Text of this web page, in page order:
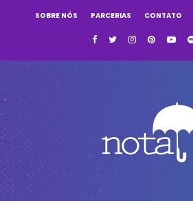
SOBRE NÓS PARCERIAS CONTATO